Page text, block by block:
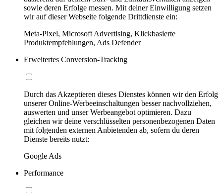
sowie deren Erfolge messen. Mit deiner Einwilligung setzen
wir auf dieser Webseite folgende Drittdienste ein:
Meta-Pixel, Microsoft Advertising, Klickbasierte
Produktempfehlungen, Ads Defender
Erweitertes Conversion-Tracking
Durch das Akzeptieren dieses Dienstes können wir den Erfolg
unserer Online-Werbeeinschaltungen besser nachvollziehen,
auswerten und unser Werbeangebot optimieren. Dazu
gleichen wir deine verschlüsselten personenbezogenen Daten
mit folgenden externen Anbietenden ab, sofern du deren
Dienste bereits nutzt:
Google Ads
Performance